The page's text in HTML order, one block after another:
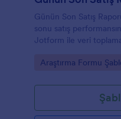
Günün Son Satış
sonu satış
Jotform ile veri
Go to Category:
Araştırma Formu